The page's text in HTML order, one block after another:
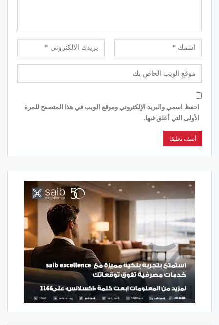
احفظ اسمي والبريد الإلكتروني وموقع الويب في هذا المتصفح للمرة
الأولى التي أعلق فيها.